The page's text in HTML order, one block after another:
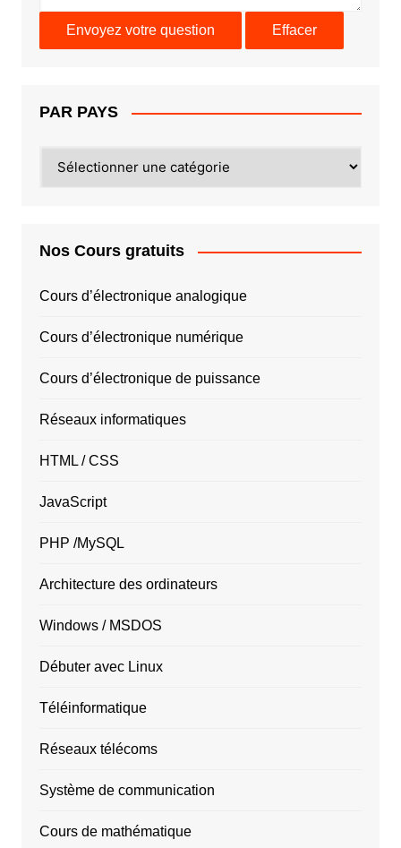
PAR PAYS
PAYS
Nos Cours gratuits
Cours d’électronique analogique
Cours d’électronique numérique
Cours d’électronique de puissance
Réseaux informatiques
HTML / CSS
JavaScript
PHP /MySQL
Architecture des ordinateurs
Windows / MSDOS
Débuter avec Linux
Téléinformatique
Réseaux télécoms
Système de communication
Cours de mathématique